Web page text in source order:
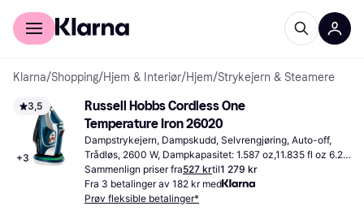
For kunder
Klarna/Shopping/Hjem & Interiør/Hjem/Strykejern & Steamere
3,5
+3
Russell Hobbs Cordless One
Temperature Iron 26020
Dampstrykejern, Dampskudd, Selvrengjøring, Auto-off,
Trådløs, 2600 W, Dampkapasitet: 1.587 oz,11.835 fl oz 6.2 "
13.2 "
Sammenlign priser fra527 krtil1 279 kr
Fra 3 betalinger av 182 kr med
Prøv fleksible betalinger*